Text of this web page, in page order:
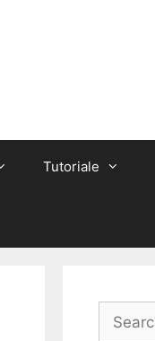
Tutoriale
Search
for: